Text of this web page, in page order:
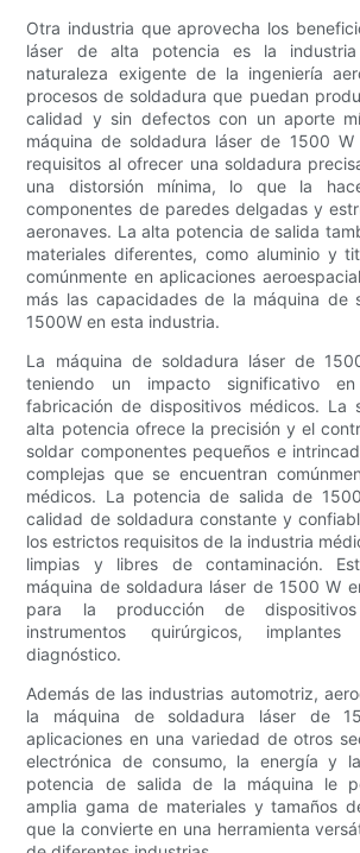
Otra industria que aprovecha los
láser de alta potencia es la industria
naturaleza exigente de la ingeniería
procesos de soldadura que puedan
calidad y sin defectos con un aporte
máquina de soldadura láser de 1500
requisitos al ofrecer una soldadura
una distorsión mínima, lo que la
componentes de paredes delgadas y
aeronaves. La alta potencia de salida
materiales diferentes, como aluminio y
comúnmente en aplicaciones
más las capacidades de la máquina de
1500W en esta industria.
La máquina de soldadura láser de
teniendo un impacto significativo
fabricación de dispositivos médicos. La
alta potencia ofrece la precisión y el
soldar componentes pequeños e
complejas que se encuentran
médicos. La potencia de salida de
calidad de soldadura constante y
los estrictos requisitos de la industria
limpias y libres de contaminación.
máquina de soldadura láser de 1500 W
para la producción de
instrumentos quirúrgicos,
diagnóstico.
Además de las industrias automotriz,
la máquina de soldadura láser de
aplicaciones en una variedad de otros
electrónica de consumo, la energía y
potencia de salida de la máquina le
amplia gama de materiales y tamaños
que la convierte en una herramienta